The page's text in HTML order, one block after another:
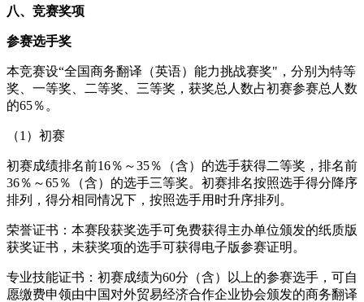
八、竞赛奖项
参赛选手奖
本竞赛设“全国商务翻译（英语）能力挑战赛奖"，分别为特等
奖、一等奖、二等奖、三等奖，获奖总人数占初赛参赛总人数
的65％。
（1）初赛
初赛成绩排名前16％～35％（含）的选手获得二等奖，排名前
36％～65％（含）的选手三等奖。初赛排名按照选手得分降序
排列，得分相同情况下，按照选手用时升序排列。
荣誉证书：本赛段获奖选手可免费获得主办单位颁发的纸质版
获奖证书，未获奖项的选手可获得电子版参赛证明。
专业技能证书：初赛成绩为60分（含）以上的参赛选手，可自
愿缴费申领由中国对外贸易经济合作企业协会颁发的商务翻译